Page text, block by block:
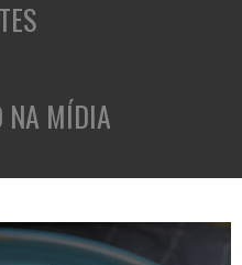
NA MÍDIA